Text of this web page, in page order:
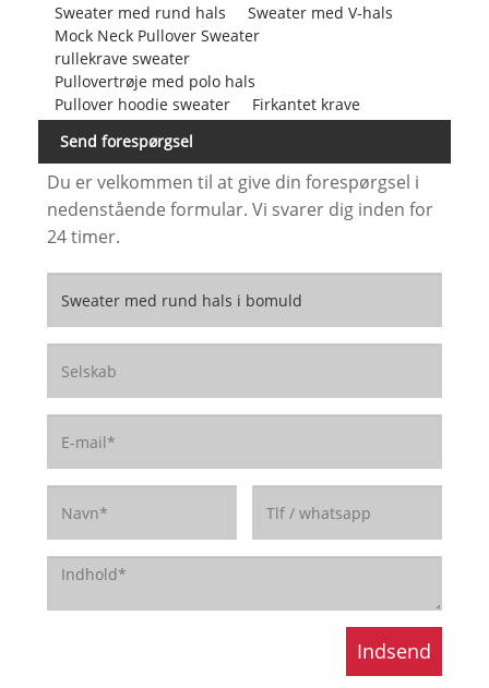
Sweater med rund hals
Sweater med V-hals
Mock Neck Pullover Sweater
rullekrave sweater
Pullovertrøje med polo hals
Pullover hoodie sweater
Firkantet krave
Send forespørgsel
Du er velkommen til at give din forespørgsel i
nedenstående formular. Vi svarer dig inden for
24 timer.